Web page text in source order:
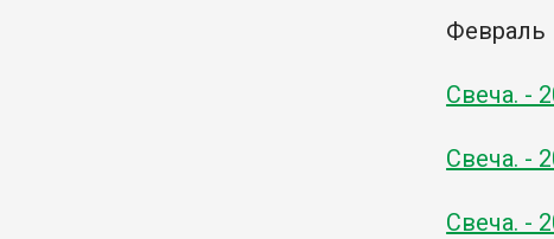
Февраль
Свеча. -
Свеча. -
Свеча. -